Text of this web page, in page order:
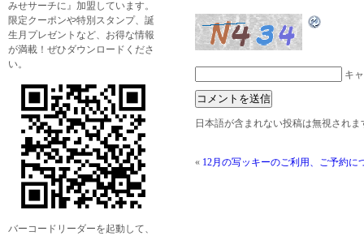
みせサーチに』加盟しています。
限定クーポンや特別スタンプ、誕
生月プレゼントなど、お得な情報
が満載！ぜひダウンロードくださ
い。
バーコードリーダーを起動して、
キ
日本語が含まれない投稿は無視され
« 12月の写ッキーのご利用、ご予約に